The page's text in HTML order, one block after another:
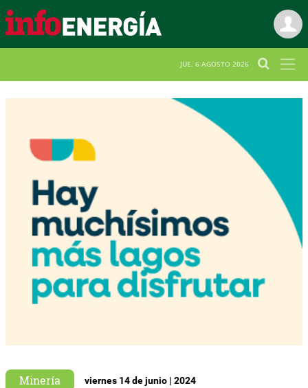
JUE. 6 AGOSTO 2026
Minería viernes 14 de junio | 2024